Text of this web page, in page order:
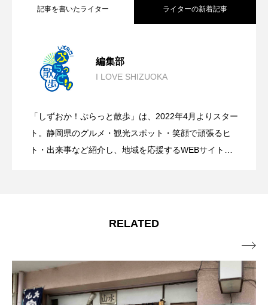
記事を書いたライター ライターの新着記事
編集部
I LOVE SHIZUOKA
「しずおか！ぷらっと散歩」は、2022年4月よりスター
ト。静岡県のグルメ・観光スポット・笑顔で頑張るヒ
ト・出来事など紹介し、地域を応援するWEBサイトで
2023.04.05
散歩2022-23春篇】
2023.03.10
満喫【しずおか！ぷらっと散歩2022-23
2023.03.09 富士山の麓で学んで！遊んで！癒され
23春篇】
と散歩2022秋冬篇】
か！ぷらっと散歩2022秋冬篇】
RELATED
